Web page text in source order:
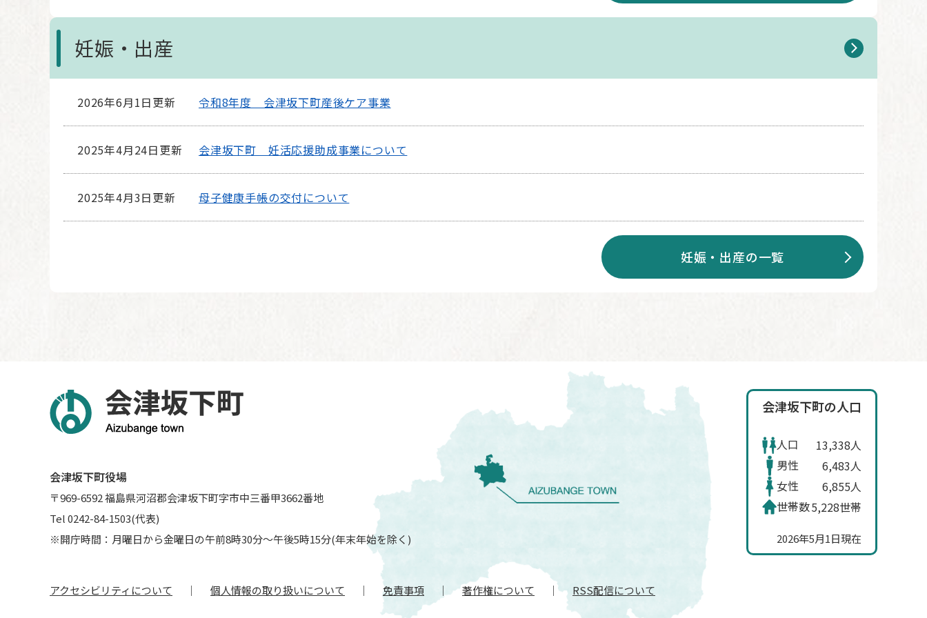
妊娠・出産
2026年6月1日更新 令和8年度 会津坂下町産後ケア事業
2025年4月24日更新 会津坂下町 妊活応援助成事業について
2025年4月3日更新 母子健康手帳の交付について
妊娠・出産の一覧
アクセシビリティについて 個人情報の取り扱いについて 免責事項 著作権について RSS配信について
会津坂下町役場
〒969-6592 福島県河沼郡会津坂下町字市中三番甲3662番地
Tel 0242-84-1503(代表)
※開庁時間：月曜日から金曜日の午前8時30分～午後5時15分(年末年始を除く)
会津坂下町の人口
人口
13,338人
男性
6,483人
女性
6,855人
世帯数5,228世帯
2026年5月1日現在